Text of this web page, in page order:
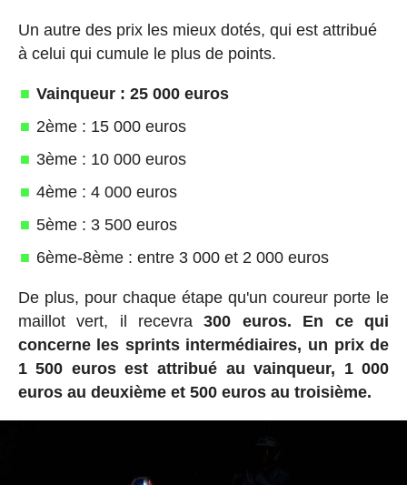
Un autre des prix les mieux dotés, qui est attribué
à celui qui cumule le plus de points.
Vainqueur : 25 000 euros
2ème : 15 000 euros
3ème : 10 000 euros
4ème : 4 000 euros
5ème : 3 500 euros
6ème-8ème : entre 3 000 et 2 000 euros
De plus, pour chaque étape qu'un coureur porte le
maillot vert, il recevra300 euros.
En ce qui
concerne les sprints intermédiaires, un prix de
1 500 euros est attribué au vainqueur, 1 000
euros au deuxième et 500 euros au troisième.